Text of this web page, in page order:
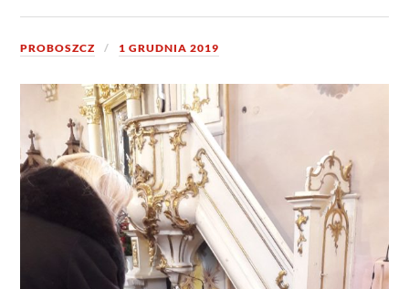
PROBOSZCZ 1 GRUDNIA 2019